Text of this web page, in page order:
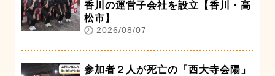
香川の運営子会社を設立【香川・高
松市】
2026/08/07
参加者２人が死亡の「西大寺会陽」